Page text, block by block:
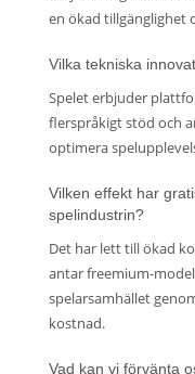
en ökad tillgänglighet
Vilka tekniska
Spelet erbjuder
flerspråkigt stöd och
optimera
Vilken effekt har
spelindustrin?
Det har lett till ökad
antar freemium-
spelarsamhället
kostnad.
Vad kan vi förvänta